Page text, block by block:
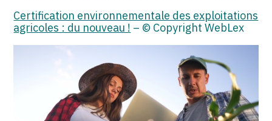
Certification environnementale des exploitations
agricoles : du nouveau ! – © Copyright WebLex